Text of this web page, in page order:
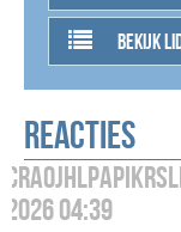
bekijk
Reacties
2026 04:39